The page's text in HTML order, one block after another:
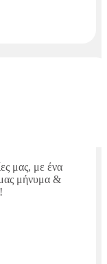
μας, με ένα
μήνυμα &